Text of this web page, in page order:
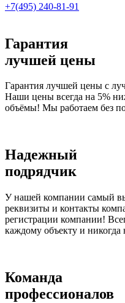
+7(495) 240-81-91
Гарантия
лучшей цены
Гарантия лучшей цены с
Наши цены всегда на 5%
объёмы! Мы работаем без
Надежный
подрядчик
У нашей компании самый
реквизиты и контакты
регистрации компании!
каждому объекту и никогда
Команда
профессионалов